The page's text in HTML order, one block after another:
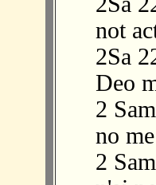
not
2Sa
Deo
2
no
2